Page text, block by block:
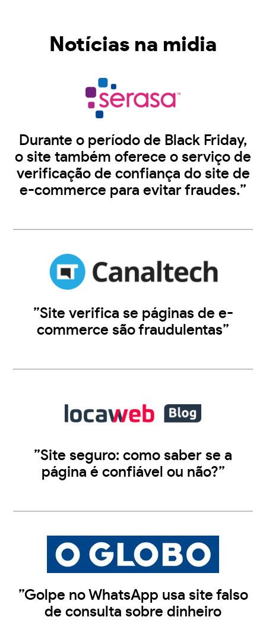
Notícias na midia
Durante o período de Black Friday,
o site também oferece o serviço de
verificação de confiança do site de
e-commerce para evitar fraudes.”
”Site verifica se páginas de e-
commerce são fraudulentas”
”Site seguro: como saber se a
página é confiável ou não?”
”Golpe no WhatsApp usa site falso
de consulta sobre dinheiro